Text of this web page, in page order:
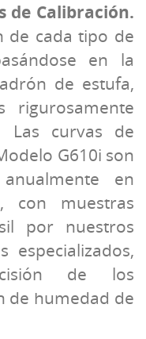
de Calibración.
de cada tipo de
en la
de estufa,
rigurosamente
Las curvas de
G610i son
en
con muestras
por nuestros
especializados,
de los
de humedad de